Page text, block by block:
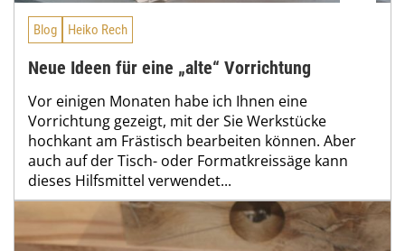
Blog Heiko Rech
Neue Ideen für eine „alte“ Vorrichtung
Vor einigen Monaten habe ich Ihnen eine
Vorrichtung gezeigt, mit der Sie Werkstücke
hochkant am Frästisch bearbeiten können. Aber
auch auf der Tisch- oder Formatkreissäge kann
dieses Hilfsmittel verwendet...